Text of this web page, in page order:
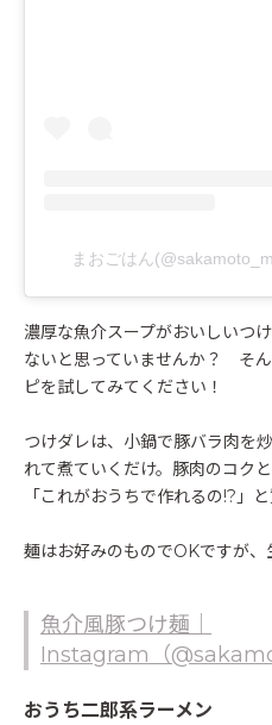
まおごはん
濃厚な魚介スープがおいしいつ
ないと思っていませんか？ そ
ピを試してみてください！
つけダレは、小鍋で豚バラ肉を
れて煮ていくだけ。豚肉のコク
「これがおうちで作れるの!?」
麺はお好みのものでOKですが、
魚介風豚つけ麺｜
Instagram（
おうち二郎系ラーメン